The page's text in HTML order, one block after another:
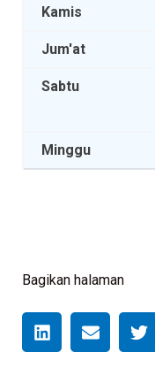
Kamis
Jum'at
Sabtu
Minggu
Bagikan halaman